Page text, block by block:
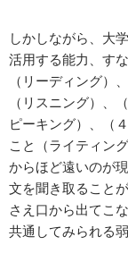
しかしながら、大
活用する能力、す
（リーディング）
（リスニング）、
ピーキング）、（
こと（ライティン
からほど遠いのが
文を聞き取ること
さえ口から出てこ
共通してみられる弱